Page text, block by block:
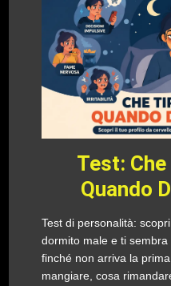
Test:
Quando
Test di personalità:
dormito male e ti sembra
finché non arriva la
mangiare, cosa